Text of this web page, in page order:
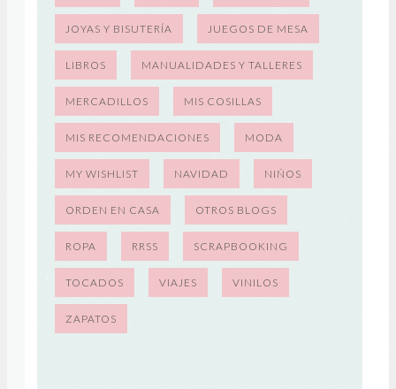
JOYAS Y BISUTERÍA JUEGOS DE MESA
LIBROS MANUALIDADES Y TALLERES
MERCADILLOS MIS COSILLAS
MIS RECOMENDACIONES MODA
MY WISHLIST NAVIDAD NIÑOS
ORDEN EN CASA OTROS BLOGS
ROPA RRSS SCRAPBOOKING
TOCADOS VIAJES VINILOS
ZAPATOS